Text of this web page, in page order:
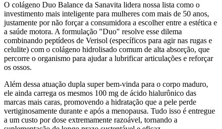
O colágeno Duo Balance da Sanavita lidera nossa lista como o
investimento mais inteligente para mulheres com mais de 50 anos,
justamente por não forçar a consumidora a escolher entre a estética e
a saúde motora. A formulação "Duo" resolve esse dilema
combinando peptídeos de Verisol (específicos para agir nas rugas e
celulite) com o colágeno hidrolisado comum de alta absorção, que
percorre o organismo para ajudar a lubrificar articulações e reforçar
os ossos.
Além dessa atuação dupla super bem-vinda para o corpo maduro,
ele ainda carrega os mesmos 100 mg de ácido hialurônico das
marcas mais caras, promovendo a hidratação que a pele perde
vertiginosamente durante e após a menopausa. Tudo isso é entregue
a um custo por dose extremamente razoável, tornando a